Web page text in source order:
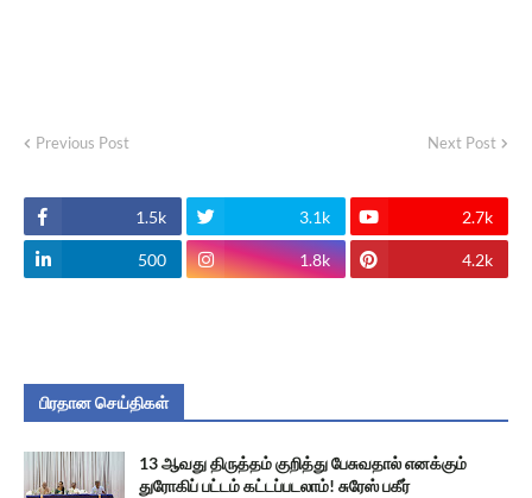
Previous Post Next Post
1.5k 3.1k 2.7k
500 1.8k 4.2k
பிரதான செய்திகள்
13 ஆவது திருத்தம் குறித்து பேசுவதால் எனக்கும்
துரோகிப் பட்டம் கட்டப்படலாம்! சுரேஸ் பகீர்